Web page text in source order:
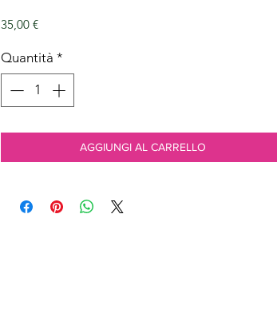
35,00 €Prezzo
Quantità *
AGGIUNGI AL CARRELLO